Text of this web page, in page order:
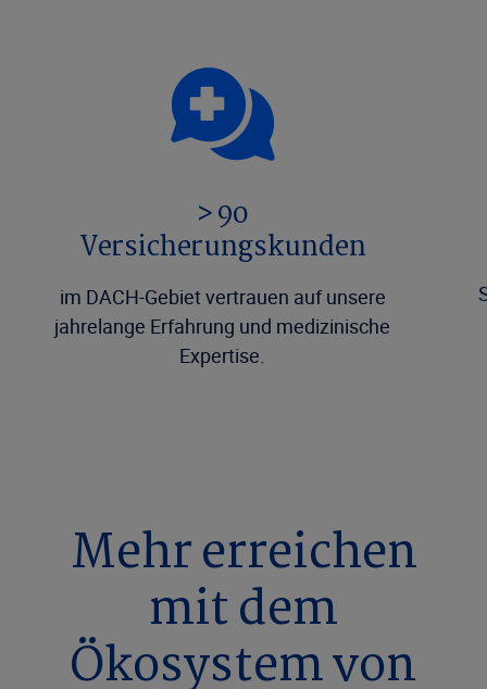
> 90
Versicherungskunden
im DACH-Gebiet vertrauen auf unsere
jahrelange Erfahrung und medizinische
Expertise.
Mehr erreichen
mit dem
Ökosystem von